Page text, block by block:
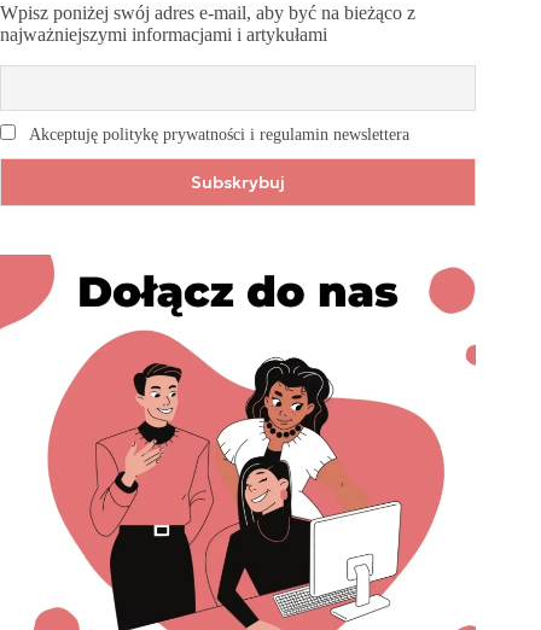
Wpisz poniżej swój adres e-mail, aby być na bieżąco z
najważniejszymi informacjami i artykułami
Akceptuję politykę prywatności i regulamin newslettera